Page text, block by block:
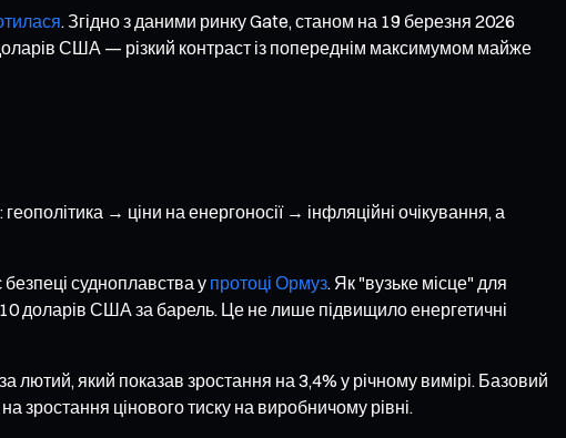
. Згідно з даними ринку Gate, станом на 19 березня 2026
США — різкий контраст із попереднім максимумом майже
→ ціни на енергоносії → інфляційні очікування, а
судноплавства у протоці Ормуз. Як "вузьке місце" для
доларів США за барель. Це не лише підвищило енергетичні
який показав зростання на 3,4% у річному вимірі. Базовий
зростання цінового тиску на виробничому рівні.